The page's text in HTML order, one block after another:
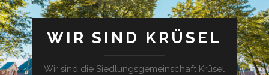
WIR SIND KRÜSEL
Wir sind die Siedlungsgemeinschaft Krüsel